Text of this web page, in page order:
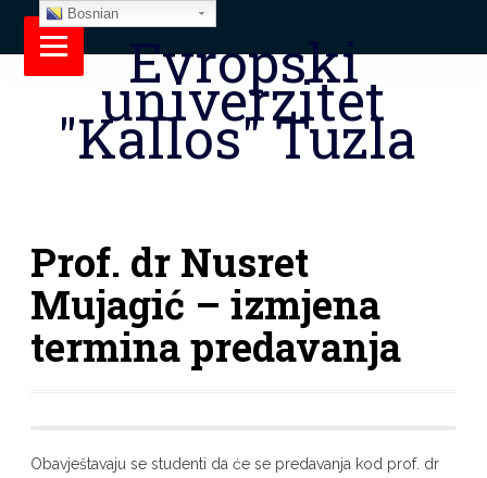
Evropski
univerzitet
"Kallos" Tuzla
Prof. dr Nusret
Mujagić – izmjena
termina predavanja
Obavještavaju se studenti da će se predavanja kod prof. dr
Bosnian